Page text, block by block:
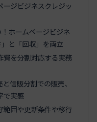
ジビジネスクレジッ
ホームページビジネ
と「回収」を両立
費を分割対応する実務
信販分割での販売、
で実感
範囲や更新条件や移行